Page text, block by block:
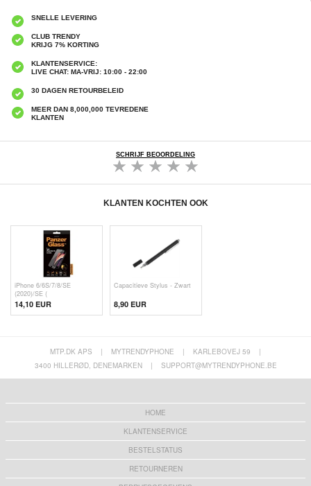
SNELLE LEVERING
CLUB TRENDY
KRIJG 7% KORTING
KLANTENSERVICE:
LIVE CHAT: MA-VRIJ: 10:00 - 22:00
30 DAGEN RETOURBELEID
MEER DAN 8,000,000 TEVREDENE
KLANTEN
SCHRIJF BEOORDELING
KLANTEN KOCHTEN OOK
iPhone 6/6S/7/8/SE
(2020)/SE (
14,10 EUR
Capacitieve Stylus - Zwart
8,90 EUR
MTP.DK APS | MYTRENDYPHONE | KARLEBOVEJ 59
|
3400 HILLERØD, DENEMARKEN
| SUPPORT@MYTRENDYPHONE.BE
HOME
KLANTENSERVICE
BESTELSTATUS
RETOURNEREN